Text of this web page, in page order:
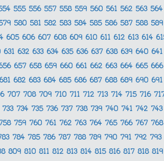
555 556 557 558 559 560 561 562 563 564
580 581 582 583 584 585 586 587 588 589
605 606 607 608 609 610 611 612 613 614
631 632 633 634 635 636 637 638 639 640 641
657 658 659 660 661 662 663 664 665 666
682 683 684 685 686 687 688 689 690 691
707 708 709 710 711 712 713 714 715 716
733 734 735 736 737 738 739 740 741 742 743
758 759 760 761 762 763 764 765 766 767 768
784 785 786 787 788 789 790 791 792 793
809 810 811 812 813 814 815 816 817 818 819